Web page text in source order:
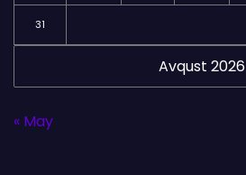
Avqust 2026
31
« May